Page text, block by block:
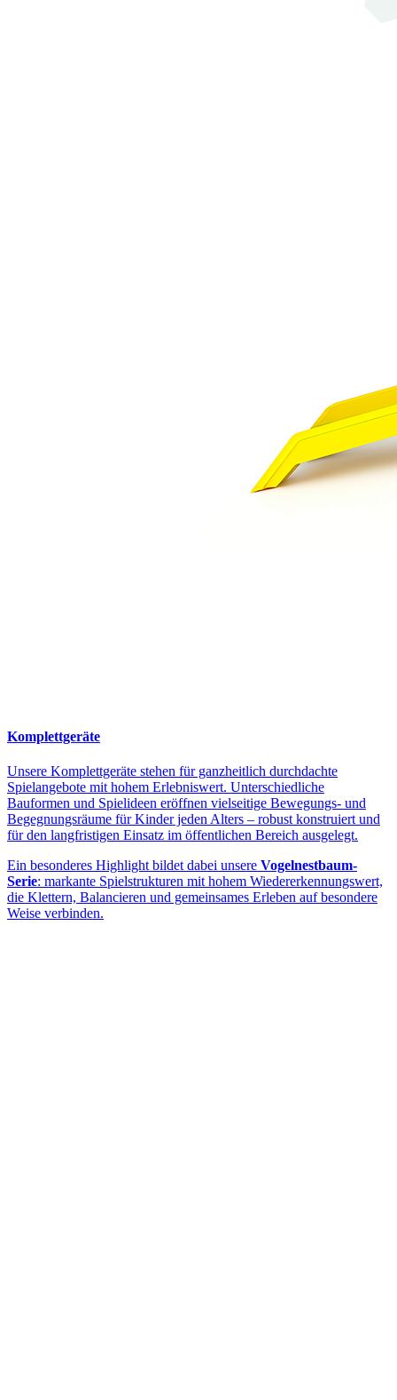
Komplettgeräte
Unsere Komplettgeräte stehen für ganzheitlich durchdachte
Spielangebote mit hohem Erlebniswert. Unterschiedliche
Bauformen und Spielideen eröffnen vielseitige Bewegungs- und
Begegnungsräume für Kinder jeden Alters – robust konstruiert und
für den langfristigen Einsatz im öffentlichen Bereich ausgelegt.
Ein besonderes Highlight bildet dabei unsere Vogelnestbaum-
Serie: markante Spielstrukturen mit hohem Wiedererkennungswert,
die Klettern, Balancieren und gemeinsames Erleben auf besondere
Weise verbinden.